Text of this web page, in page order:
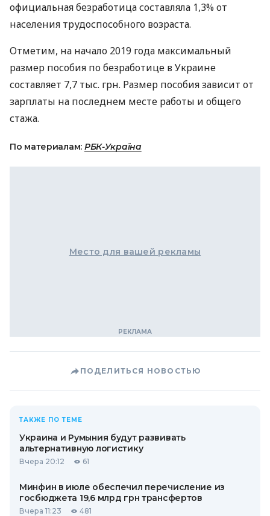
официальная безработица составляла 1,3% от
населения трудоспособного возраста.
Отметим, на начало 2019 года максимальный
размер пособия по безработице в Украине
составляет 7,7 тыс. грн. Размер пособия зависит от
зарплаты на последнем месте работы и общего
стажа.
По материалам: РБК-Україна
Место для вашей рекламы
ПОДЕЛИТЬСЯ НОВОСТЬЮ
ТАКЖЕ ПО ТЕМЕ
Украина и Румыния будут развивать
альтернативную логистику
Вчера 20:12 61
Минфин в июле обеспечил перечисление из
госбюджета 19,6 млрд грн трансфертов
Вчера 11:23 481